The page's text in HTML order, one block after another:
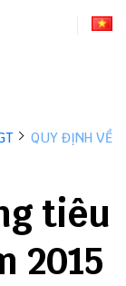
QUY ĐỊNH VỀ
tiêu
2015